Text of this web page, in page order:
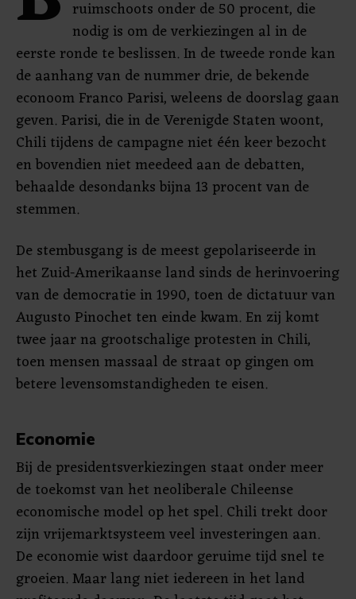
ruimschoots onder de 50 procent, die
nodig is om de verkiezingen al in de
eerste ronde te beslissen. In de tweede ronde kan
de aanhang van de nummer drie, de bekende
econoom Franco Parisi, weleens de doorslag gaan
geven. Parisi, die in de Verenigde Staten woont,
Chili tijdens de campagne niet één keer bezocht
en bovendien niet meedeed aan de debatten,
behaalde desondanks bijna 13 procent van de
stemmen.
De stembusgang is de meest gepolariseerde in
het Zuid-Amerikaanse land sinds de herinvoering
van de democratie in 1990, toen de dictatuur van
Augusto Pinochet ten einde kwam. En zij komt
twee jaar na grootschalige protesten in Chili,
toen mensen massaal de straat op gingen om
betere levensomstandigheden te eisen.
Economie
Bij de presidentsverkiezingen staat onder meer
de toekomst van het neoliberale Chileense
economische model op het spel. Chili trekt door
zijn vrijemarktsysteem veel investeringen aan.
De economie wist daardoor geruime tijd snel te
groeien. Maar lang niet iedereen in het land